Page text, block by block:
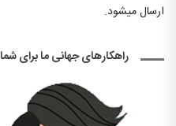
ارسال میشود.
راهکارهای جهانی ما برای شما